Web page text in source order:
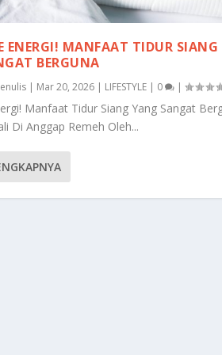
ENERGI! MANFAAT TIDUR SIANG
BERGUNA
| Mar 20, 2026 | LIFESTYLE | 0 |
Manfaat Tidur Siang Yang Sangat
Di Anggap Remeh Oleh...